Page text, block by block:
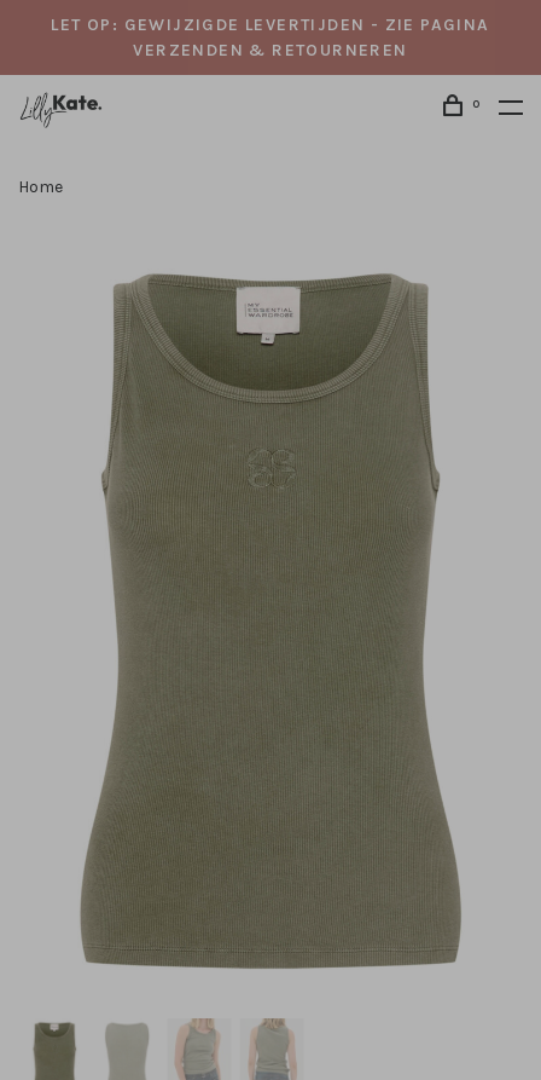
LET OP: GEWIJZIGDE LEVERTIJDEN - ZIE PAGINA
VERZENDEN & RETOURNEREN
0
Home